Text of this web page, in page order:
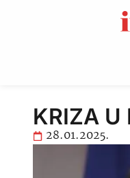
KRIZA
28.01.2025.